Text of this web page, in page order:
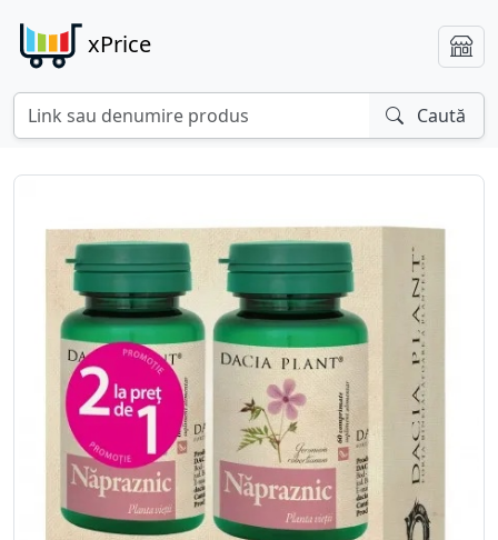
xPrice
Caută